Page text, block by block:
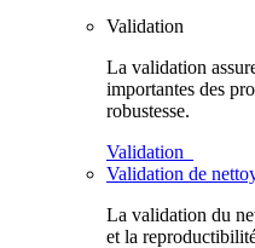
Validation
La validation
importantes des
robustesse.
Validation
Validation de
La validation du
et la